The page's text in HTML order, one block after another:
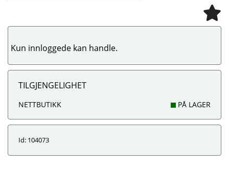
Kun innloggede kan handle.
TILGJENGELIGHET
NETTBUTIKK PÅ LAGER
Id: 104073